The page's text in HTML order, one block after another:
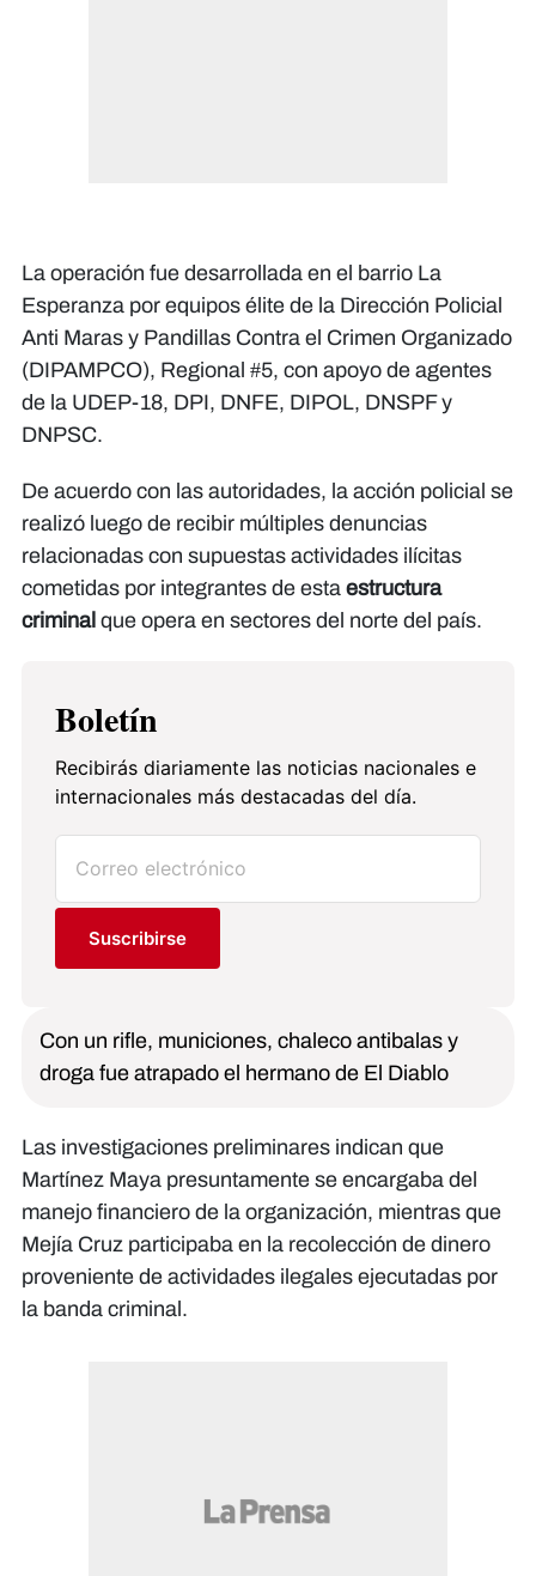
La operación fue desarrollada en el barrio La
Esperanza por equipos élite de la Dirección Policial
Anti Maras y Pandillas Contra el Crimen Organizado
(DIPAMPCO), Regional #5, con apoyo de agentes
de la UDEP-18, DPI, DNFE, DIPOL, DNSPF y
DNPSC.
De acuerdo con las autoridades, la acción policial se
realizó luego de recibir múltiples denuncias
relacionadas con supuestas actividades ilícitas
cometidas por integrantes de esta estructura
criminal que opera en sectores del norte del país.
Boletín
Recibirás diariamente las noticias nacionales e
internacionales más destacadas del día.
Suscribirse
Con un rifle, municiones, chaleco antibalas y
droga fue atrapado el hermano de El Diablo
Las investigaciones preliminares indican que
Martínez Maya presuntamente se encargaba del
manejo financiero de la organización, mientras que
Mejía Cruz participaba en la recolección de dinero
proveniente de actividades ilegales ejecutadas por
la banda criminal.